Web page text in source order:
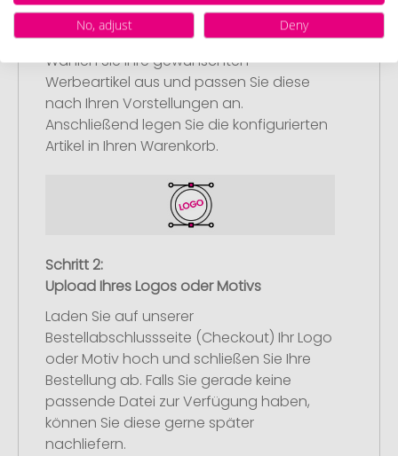
Schritt 1:
Artikelkonfiguration
Wählen Sie Ihre gewünschten
Werbeartikel aus und passen Sie diese
nach Ihren Vorstellungen an.
Anschließend legen Sie die konfigurierten
Artikel in Ihren Warenkorb.
Schritt 2:
Upload Ihres Logos oder Motivs
Laden Sie auf unserer
Bestellabschlussseite (Checkout) Ihr Logo
oder Motiv hoch und schließen Sie Ihre
Bestellung ab. Falls Sie gerade keine
passende Datei zur Verfügung haben,
können Sie diese gerne später
nachliefern.
No, adjust
Deny